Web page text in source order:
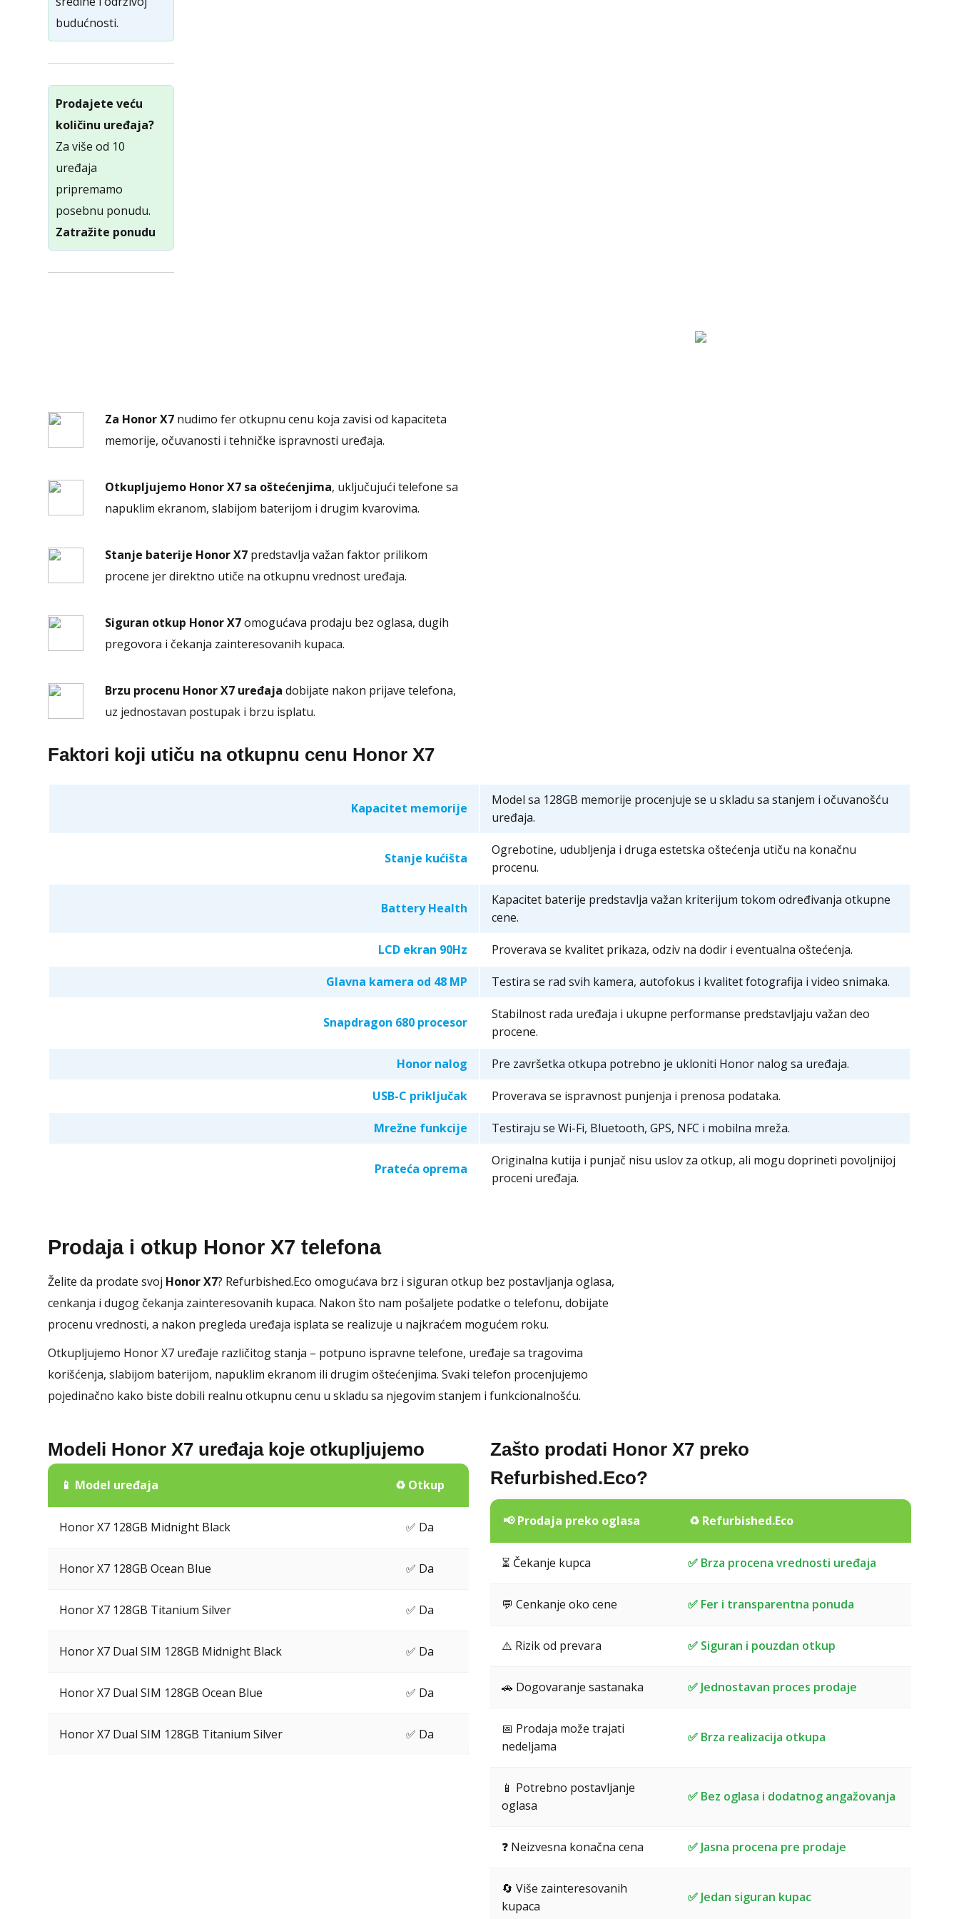
budućnosti.
Prodajete veću
količinu uređaja?
Za više od 10
uređaja
pripremamo
posebnu ponudu.
Zatražite ponudu
Za Honor X7 nudimo fer otkupnu cenu koja zavisi od kapaciteta
memorije, očuvanosti i tehničke ispravnosti uređaja.
Otkupljujemo Honor X7 sa oštećenjima, uključujući telefone sa
napuklim ekranom, slabijom baterijom i drugim kvarovima.
Stanje baterije Honor X7 predstavlja važan faktor prilikom
procene jer direktno utiče na otkupnu vrednost uređaja.
Siguran otkup Honor X7omogućava prodaju bez oglasa, dugih
pregovora i čekanja zainteresovanih kupaca.
Brzu procenu Honor X7 uređaja dobijate nakon prijave telefona,
uz jednostavan postupak i brzu isplatu.
Faktori koji utiču na otkupnu cenu Honor X7
Kapacitet memorije
Model sa 128GB memorije procenjuje se u skladu sa stanjem i očuvanošću
uređaja.
Stanje kućišta
Ogrebotine, udubljenja i druga estetska oštećenja utiču na konačnu
procenu.
Battery Health
Kapacitet baterije predstavlja važan kriterijum tokom određivanja otkupne
cene.
LCD ekran 90Hz Proverava se kvalitet prikaza, odziv na dodir i eventualna oštećenja.
Glavna kamera od 48 MP Testira se rad svih kamera, autofokus i kvalitet fotografija i video snimaka.
Snapdragon 680 procesor
Stabilnost rada uređaja i ukupne performanse predstavljaju važan deo
procene.
Honor nalog Pre završetka otkupa potrebno je ukloniti Honor nalog sa uređaja.
USB-C priključak Proverava se ispravnost punjenja i prenosa podataka.
Mrežne funkcije Testiraju se Wi-Fi, Bluetooth, GPS, NFC i mobilna mreža.
Prateća oprema
Originalna kutija i punjač nisu uslov za otkup, ali mogu doprineti povoljnijoj
proceni uređaja.
Prodaja i otkup Honor X7 telefona
Želite da prodate svoj Honor X7? Refurbished.Eco omogućava brz i siguran otkup bez postavljanja oglasa,
cenkanja i dugog čekanja zainteresovanih kupaca. Nakon što nam pošaljete podatke o telefonu, dobijate
procenu vrednosti, a nakon pregleda uređaja isplata se realizuje u najkraćem mogućem roku.
Otkupljujemo Honor X7 uređaje različitog stanja – potpuno ispravne telefone, uređaje sa tragovima
korišćenja, slabijom baterijom, napuklim ekranom ili drugim oštećenjima. Svaki telefon procenjujemo
pojedinačno kako biste dobili realnu otkupnu cenu u skladu sa njegovim stanjem i funkcionalnošću.
Modeli Honor X7 uređaja koje otkupljujemo
📱 Model uređaja ♻️ Otkup
Honor X7 128GB Midnight Black ✅ Da
Honor X7 128GB Ocean Blue ✅ Da
Honor X7 128GB Titanium Silver ✅ Da
Honor X7 Dual SIM 128GB Midnight Black ✅ Da
Honor X7 Dual SIM 128GB Ocean Blue ✅ Da
Honor X7 Dual SIM 128GB Titanium Silver ✅ Da
Zašto prodati Honor X7 preko
Refurbished.Eco?
📢 Prodaja preko oglasa ♻️ Refurbished.Eco
⏳ Čekanje kupca ✅ Brza procena vrednosti uređaja
💬 Cenkanje oko cene ✅ Fer i transparentna ponuda
⚠️ Rizik od prevara ✅ Siguran i pouzdan otkup
🚗 Dogovaranje sastanaka ✅ Jednostavan proces prodaje
📅 Prodaja može trajati
nedeljama
✅ Brza realizacija otkupa
📱 Potrebno postavljanje
oglasa
✅ Bez oglasa i dodatnog angažovanja
❓ Neizvesna konačna cena ✅ Jasna procena pre prodaje
🔄 Više zainteresovanih
kupaca
✅ Jedan siguran kupac